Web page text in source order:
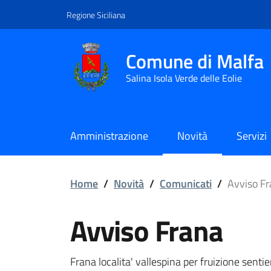
Regione Siciliana
Comune di Malfa
Salina Isola Verde delle Eolie
Amministrazione Novità Servizi
Avviso Frana
Home / Novità / Comunicati / Avviso
Avviso Frana
Frana localita' vallespina per fruizione